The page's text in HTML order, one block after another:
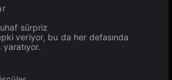
sürpriz
veriyor, bu da her defasında